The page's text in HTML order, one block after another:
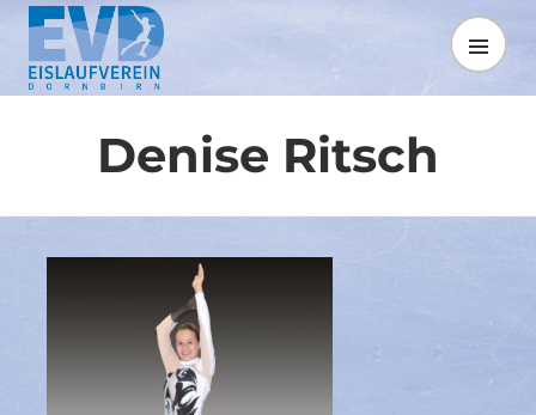
Springe
zum
Inhalt
MENÜ
Denise Ritsch